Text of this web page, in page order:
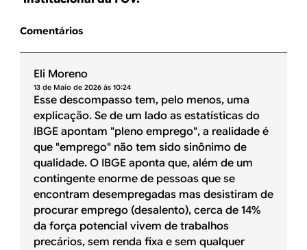
Comentários
Eli Moreno
13 de Maio de 2026 às 10:24
Esse descompasso tem, pelo menos, uma
explicação. Se de um lado as estatísticas do
IBGE apontam "pleno emprego", a realidade é
que "emprego" não tem sido sinônimo de
qualidade. O IBGE aponta que, além de um
contingente enorme de pessoas que se
encontram desempregadas mas desistiram de
procurar emprego (desalento), cerca de 14%
da força potencial vivem de trabalhos
precários, sem renda fixa e sem qualquer